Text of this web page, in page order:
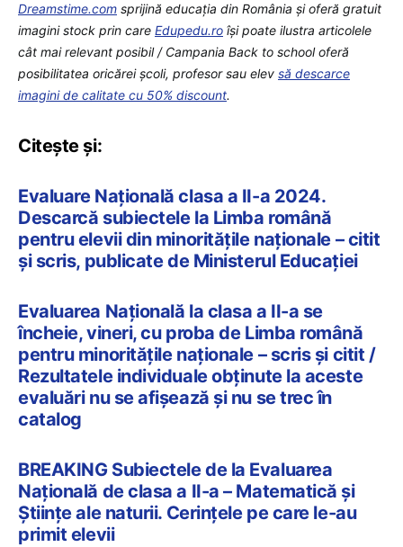
Dreamstime.com sprijină educaţia din România şi oferă gratuit
imagini stock prin care Edupedu.ro îşi poate ilustra articolele
cât mai relevant posibil / Campania Back to school oferă
posibilitatea oricărei școli, profesor sau elev să descarce
imagini de calitate cu 50% discount.
Citește și:
Evaluare Națională clasa a II-a 2024.
Descarcă subiectele la Limba română
pentru elevii din minoritățile naționale – citit
și scris, publicate de Ministerul Educației
Evaluarea Națională la clasa a II-a se
încheie, vineri, cu proba de Limba română
pentru minoritățile naționale – scris și citit /
Rezultatele individuale obținute la aceste
evaluări nu se afișează și nu se trec în
catalog
BREAKING Subiectele de la Evaluarea
Națională de clasa a II-a – Matematică și
Științe ale naturii. Cerințele pe care le-au
primit elevii